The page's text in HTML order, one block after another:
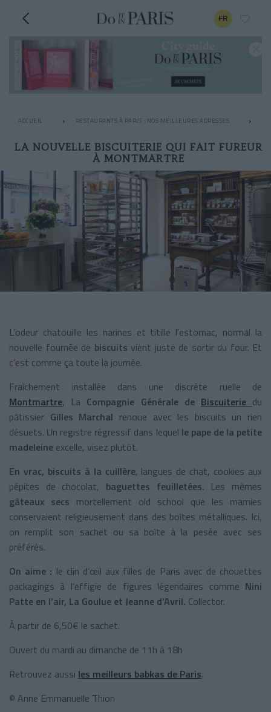
FR
ACCUEIL RESTAURANTS À PARIS : NOS MEILLEURES ADRESSES
LA NOUVELLE BISCUITERIE QUI FAIT FUREUR
À MONTMARTRE
L’odeur chatouille les narines et titille l’estomac, normal la
nouvelle fournée de biscuits vient juste de sortir du four. Et
c’est comme ça toute la journée.
Fraîchement installée dans une discrète ruelle de
Montmartre, La Compagnie Générale de Biscuiterie du
pâtissier Gilles Marchal renoue avec les biscuits un rien
désuets. Un registre régressif dans lequel le pape de la petite
madeleine excelle, visez plutôt.
En vrac, biscuits à la cuillère, langues de chat, cookies aux
pépites de chocolat, baguettes feuilletées. Les mêmes
gâteaux secs mortellement old school que les mamies
conservaient religieusement dans des boîtes métalliques. Ici,
on remplit son sachet ou sa boîte à la pesée avec ses
préférés.
On aime : le clin d’œil aux filles de Paris avec de chouettes
packagings à l’effigie de figures légendaires comme Nini
Patte en l’air, La Goulue et Jeanne d’Avril. Collector.
À partir de 6,50€ le sachet.
Ouvert du mardi au dimanche de 11h à 18h
Retrouvez aussi les meilleurs babkas de Paris.
© Anne Emmanuelle Thion